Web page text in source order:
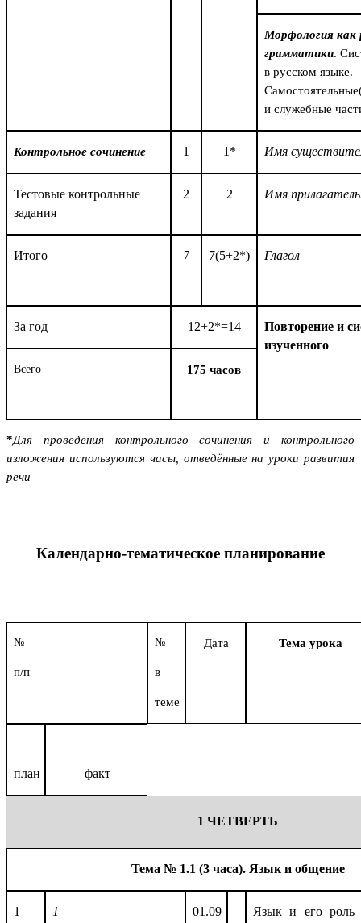
Морфология как
грамматики.
в русском языке.
и служебные
Контрольное сочинение 1 1* Имя
Тестовые контрольные
задания
2 2 Имя
Итого 7 7(5+2*) Глагол
За год 12+2*=14
Повторение и
изученного
Всего 175 часов
*Для проведения контрольного сочинения и контрольного
изложения используются часы, отведённые на уроки развития
речи
Календарно-тематическое планирование
№
п/п
№
в
теме
Дата Тема урока
план факт
1 ЧЕТВЕРТЬ
Тема № 1.1 (3 часа). Язык и общение
1 1 01.09
Язык и его роль